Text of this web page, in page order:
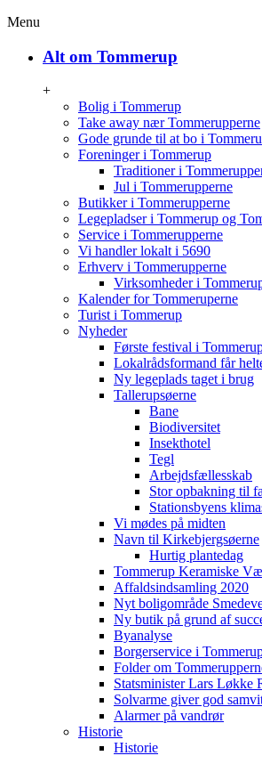
Menu
Alt om Tommerup
+
Bolig i Tommerup
Take away nær Tommerupperne
Gode grunde til at bo i
Foreninger i Tommerup
Traditioner i
Jul i Tommerupperne
Butikker i Tommerupperne
Legepladser i Tommerup og
Service i Tommerupperne
Vi handler lokalt i 5690
Erhverv i Tommerupperne
Virksomheder i
Kalender for Tommeruperne
Turist i Tommerup
Nyheder
Første festival i
Lokalrådsformand får
Ny legeplads taget i brug
Tallerupsøerne
Bane
Biodiversitet
Insekthotel
Tegl
Arbejdsfællesskab
Stor opbakning til
Stationsbyens
Vi mødes på midten
Navn til Kirkebjergsøerne
Hurtig plantedag
Tommerup Keramiske
Affaldsindsamling 2020
Nyt boligområde
Ny butik på grund af
Byanalyse
Borgerservice i
Folder om
Statsminister Lars Løkke
Solvarme giver god
Alarmer på vandrør
Historie
Historie